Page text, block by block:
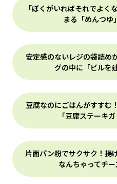
「ぼくがいればそれでよく
まる「めんつゆ
安定感のないレジの袋詰め
グの中に「ビルを
豆腐なのにごはんがすすむ
「豆腐ステーキ
片面パン粉でサクサク！揚
なんちゃってチー